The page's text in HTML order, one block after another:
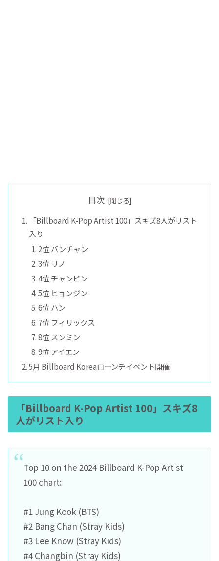
目次
「Billboard K-Pop Artist 100」スキズ8人がリスト
入り
2位 バンチャン
3位 リノ
4位 チャンビン
5位 ヒョンジン
6位 ハン
7位 フィリックス
8位 スンミン
9位 アイエン
5月 Billboard Koreaローンチイベント開催
「Billboard K-Pop Artist 100」スキズ8
人がリスト入り
Top 10 on the 2024 Billboard K-Pop Artist
100 chart:
#1 Jung Kook (BTS)
#2 Bang Chan (Stray Kids)
#3 Lee Know (Stray Kids)
#4 Changbin (Stray Kids)